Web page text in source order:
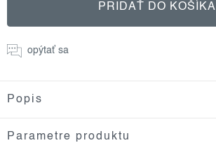
PRIDAŤ DO KOŠÍKA
opýtať sa
Popis
Parametre produktu